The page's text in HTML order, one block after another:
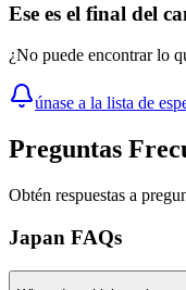
Ese es el final del
¿No puede encontrar lo
únase a la lista de
Preguntas
Obtén respuestas a
Japan FAQs